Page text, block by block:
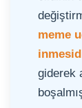
meme
giderek